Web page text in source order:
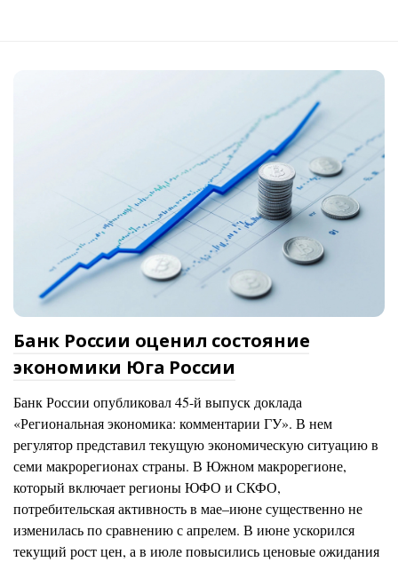
Банк России оценил состояние
экономики Юга России
Банк России опубликовал 45-й выпуск доклада
«Региональная экономика: комментарии ГУ». В нем
регулятор представил текущую экономическую ситуацию в
семи макрорегионах страны. В Южном макрорегионе,
который включает регионы ЮФО и СКФО,
потребительская активность в мае–июне существенно не
изменилась по сравнению с апрелем. В июне ускорился
текущий рост цен, а в июле повысились ценовые ожидания